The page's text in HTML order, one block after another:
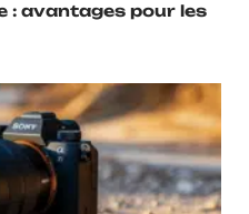
: avantages pour les